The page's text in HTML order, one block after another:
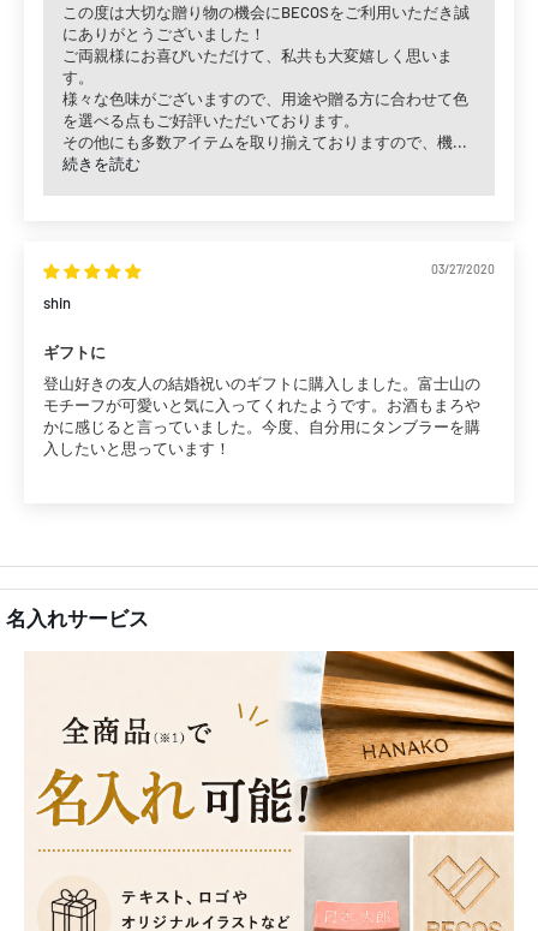
この度は大切な贈り物の機会にBECOSをご利用いただき誠
にありがとうございました！
ご両親様にお喜びいただけて、私共も大変嬉しく思いま
す。
様々な色味がございますので、用途や贈る方に合わせて色
を選べる点もご好評いただいております。
その他にも多数アイテムを取り揃えておりますので、機...
続きを読む
03/27/2020
shin
ギフトに
登山好きの友人の結婚祝いのギフトに購入しました。富士山の
モチーフが可愛いと気に入ってくれたようです。お酒もまろや
かに感じると言っていました。今度、自分用にタンブラーを購
入したいと思っています！
名入れサービス